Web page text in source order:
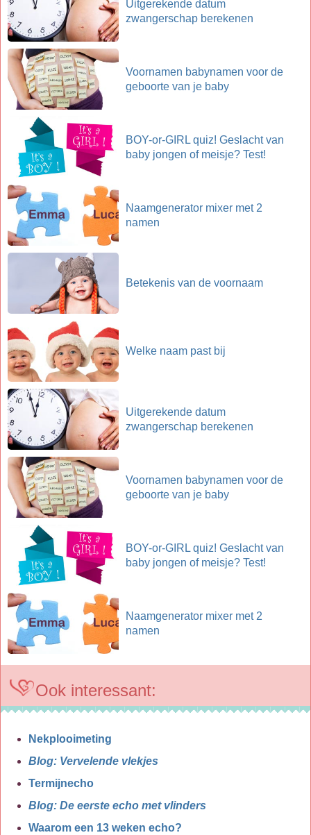
Uitgerekende datum
zwangerschap berekenen
Voornamen babynamen voor de
geboorte van je baby
BOY-or-GIRL quiz! Geslacht van
baby jongen of meisje? Test!
Naamgenerator mixer met 2
namen
Betekenis van de voornaam
Welke naam past bij
Uitgerekende datum
zwangerschap berekenen
Voornamen babynamen voor de
geboorte van je baby
BOY-or-GIRL quiz! Geslacht van
baby jongen of meisje? Test!
Naamgenerator mixer met 2
namen
Ook interessant:
Nekplooimeting
Blog: Vervelende vlekjes
Termijnecho
Blog: De eerste echo met vlinders
Waarom een 13 weken echo?